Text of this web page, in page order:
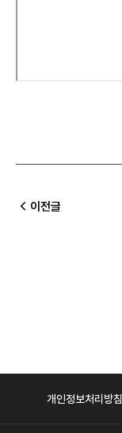
이전글
개인정보처리방침